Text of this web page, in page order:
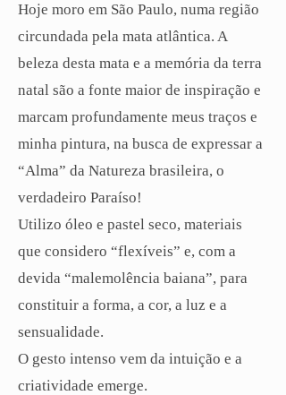
Hoje moro em São Paulo, numa região
circundada pela mata atlântica. A
beleza desta mata e a memória da terra
natal são a fonte maior de inspiração e
marcam profundamente meus traços e
minha pintura, na busca de expressar a
“Alma” da Natureza brasileira, o
verdadeiro Paraíso!
Utilizo óleo e pastel seco, materiais
que considero “flexíveis” e, com a
devida “malemolência baiana”, para
constituir a forma, a cor, a luz e a
sensualidade.
O gesto intenso vem da intuição e a
criatividade emerge.